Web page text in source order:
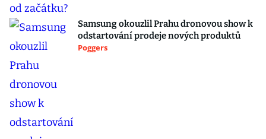
Samsung okouzlil Prahu dronovou show k
odstartování prodeje nových produktů
Poggers